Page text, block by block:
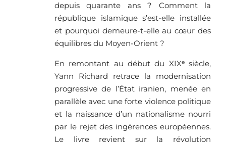
depuis quarante ans ? Comment la
république islamique s’est-elle installée
et pourquoi demeure-t-elle au cœur des
équilibres du Moyen-Orient ?
En remontant au début du XIXᵉ siècle,
Yann Richard retrace la modernisation
progressive de l’État iranien, menée en
parallèle avec une forte violence politique
et la naissance d’un nationalisme nourri
par le rejet des ingérences européennes.
Le livre revient sur la révolution